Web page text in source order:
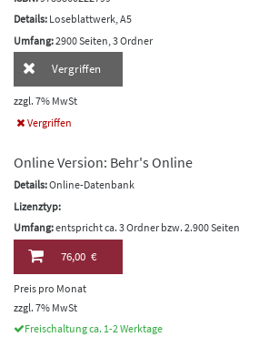
Details: Loseblattwerk, A5
Umfang:2900 Seiten, 3 Ordner
Vergriffen
zzgl. 7% MwSt
Vergriffen
Online Version: Behr's Online
Details:Online-Datenbank
Lizenztyp:
Umfang:entspricht ca. 3 Ordner bzw. 2.900 Seiten
76,00 €
Preis pro Monat
zzgl. 7% MwSt
Freischaltung ca. 1-2 Werktage